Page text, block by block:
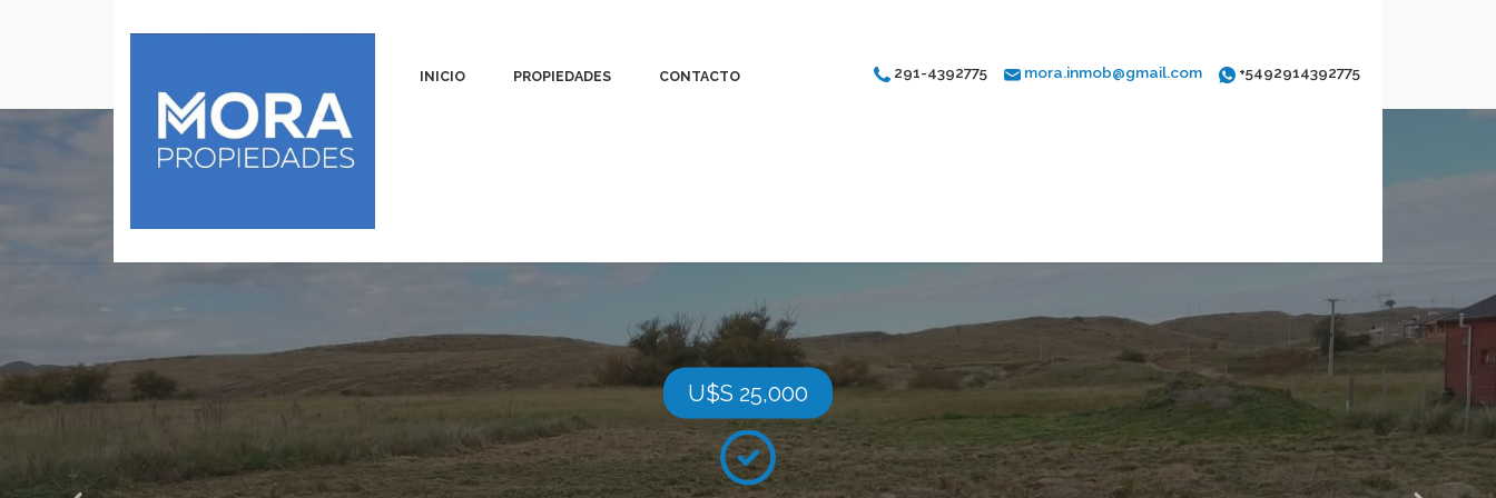
INICIO PROPIEDADES CONTACTO +5492914392775
mora.inmob@gmail.com
291-4392775
U$S 25,000